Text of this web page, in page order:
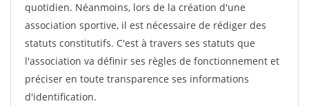
quotidien. Néanmoins, lors de la création d'une
association sportive, il est nécessaire de rédiger des
statuts constitutifs. C'est à travers ses statuts que
l'association va définir ses règles de fonctionnement et
préciser en toute transparence ses informations
d'identification.